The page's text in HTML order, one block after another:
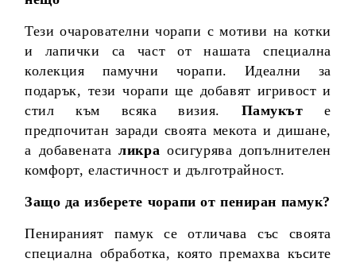
Тези очарователни чорапи с мотиви на котки
и лапички са част от нашата специална
колекция памучни чорапи. Идеални за
подарък, тези чорапи ще добавят игривост и
стил към всяка визия. Памукът е
предпочитан заради своята мекота и дишане,
а добавенаталикра осигурява допълнителен
комфорт, еластичност и дълготрайност.
Защо да изберете чорапи от пениран памук?
Пенираният памук се отличава със своята
специална обработка, която премахва късите